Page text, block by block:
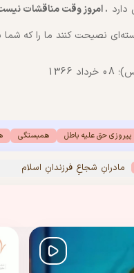
. امروز وقت مناقشات
نصیحت کنند ما را که
1366
پیروزی حق علیه باطل همبستگی
مادرانِ شجاعِ فرزندانِ اسلام